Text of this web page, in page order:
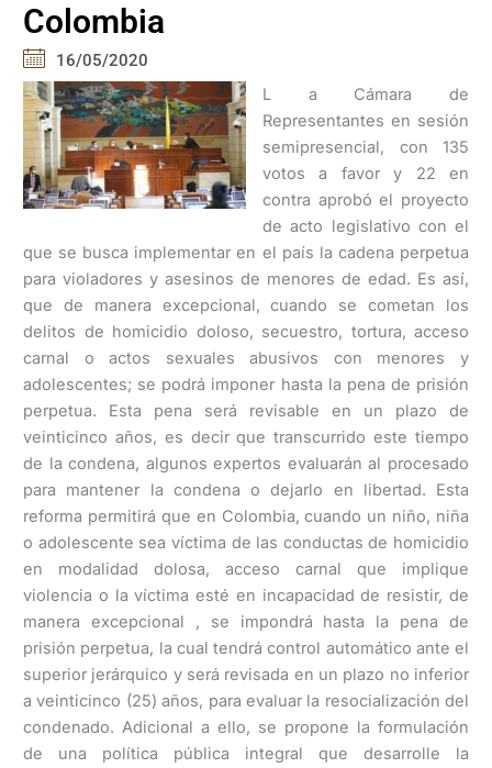
Colombia
16/05/2020
L a Cámara de
Representantes en sesión
semipresencial, con 135
votos a favor y 22 en
contra aprobó el proyecto
de acto legislativo con el
que se busca implementar en el país la cadena perpetua
para violadores y asesinos de menores de edad. Es así,
que de manera excepcional, cuando se cometan los
delitos de homicidio doloso, secuestro, tortura, acceso
carnal o actos sexuales abusivos con menores y
adolescentes; se podrá imponer hasta la pena de prisión
perpetua. Esta pena será revisable en un plazo de
veinticinco años, es decir que transcurrido este tiempo
de la condena, algunos expertos evaluarán al procesado
para mantener la condena o dejarlo en libertad. Esta
reforma permitirá que en Colombia, cuando un niño, niña
o adolescente sea víctima de las conductas de homicidio
en modalidad dolosa, acceso carnal que implique
violencia o la víctima esté en incapacidad de resistir, de
manera excepcional , se impondrá hasta la pena de
prisión perpetua, la cual tendrá control automático ante el
superior jerárquico y será revisada en un plazo no inferior
a veinticinco (25) años, para evaluar la resocialización del
condenado. Adicional a ello, se propone la formulación
de una política pública integral que desarrolle la